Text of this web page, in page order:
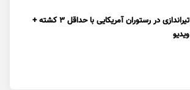
تیراندازی در رستوران آمریکایی با حداقل ۳ کشته +
ویدیو